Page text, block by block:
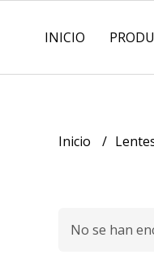
INICIO
Inicio
No se han